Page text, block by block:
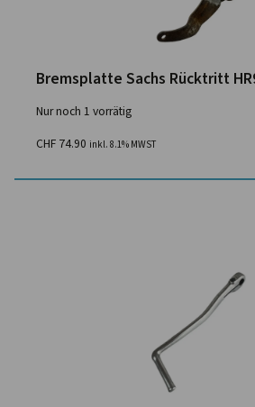
Bremsplatte Sachs Rücktritt
Nur noch 1 vorrätig
CHF 74.90 inkl. 8.1% MWST